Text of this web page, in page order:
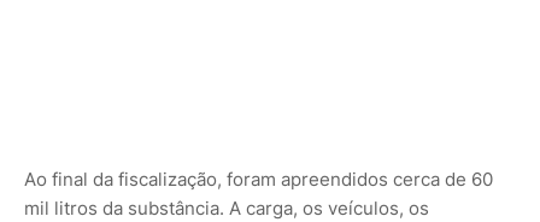
Ao final da fiscalização, foram apreendidos cerca de 60
mil litros da substância. A carga, os veículos, os